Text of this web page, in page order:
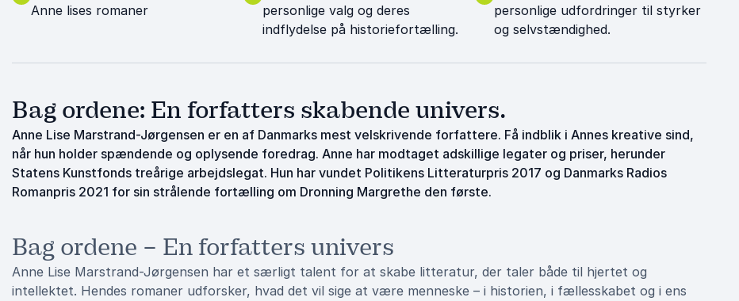
Anne lises romaner
personlige valg og deres
indflydelse på historiefortælling.
personlige udfordringer til styrker
og selvstændighed.
Bag ordene: En forfatters skabende univers.
Anne Lise Marstrand-Jørgensen er en af Danmarks mest velskrivende forfattere. Få indblik i Annes kreative sind,
når hun holder spændende og oplysende foredrag. Anne har modtaget adskillige legater og priser, herunder
Statens Kunstfonds treårige arbejdslegat. Hun har vundet Politikens Litteraturpris 2017 og Danmarks Radios
Romanpris 2021 for sin strålende fortælling om Dronning Margrethe den første.
Bag ordene – En forfatters univers
Anne Lise Marstrand-Jørgensen har et særligt talent for at skabe litteratur, der taler både til hjertet og
intellektet. Hendes romaner udforsker, hvad det vil sige at være menneske – i historien, i fællesskabet og i ens